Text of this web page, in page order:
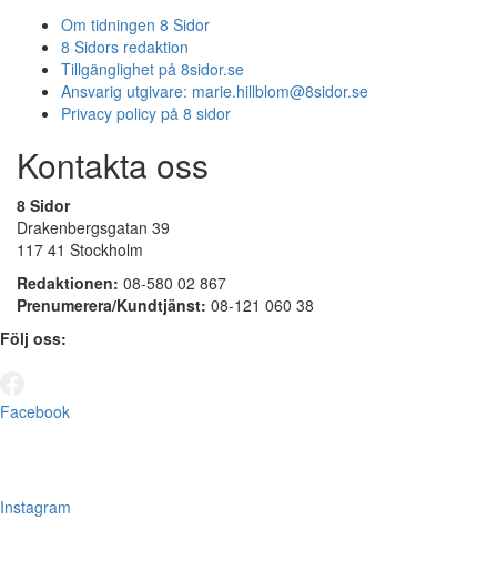
Om tidningen 8 Sidor
8 Sidors redaktion
Tillgänglighet på 8sidor.se
Ansvarig utgivare: marie.hillblom@8sidor.se
Privacy policy på 8 sidor
Kontakta oss
8 Sidor
Drakenbergsgatan 39
117 41 Stockholm
Redaktionen: 08-580 02 867
Prenumerera/Kundtjänst: 08-121 060 38
Följ oss:
Facebook
Instagram